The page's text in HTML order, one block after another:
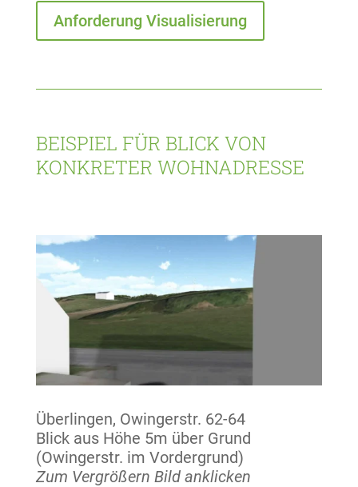
Anforderung Visualisierung
BEISPIEL FÜR BLICK VON
KONKRETER WOHNADRESSE
Überlingen, Owingerstr. 62-64
Blick aus Höhe 5m über Grund
(Owingerstr. im Vordergrund)
Zum Vergrößern Bild anklicken